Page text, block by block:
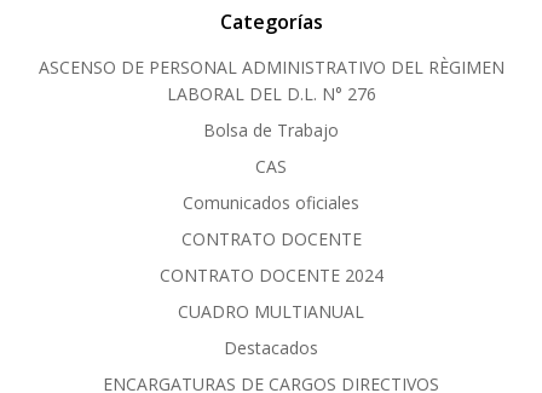
Categorías
ASCENSO DE PERSONAL ADMINISTRATIVO DEL RÈGIMEN
LABORAL DEL D.L. N° 276
Bolsa de Trabajo
CAS
Comunicados oficiales
CONTRATO DOCENTE
CONTRATO DOCENTE 2024
CUADRO MULTIANUAL
Destacados
ENCARGATURAS DE CARGOS DIRECTIVOS